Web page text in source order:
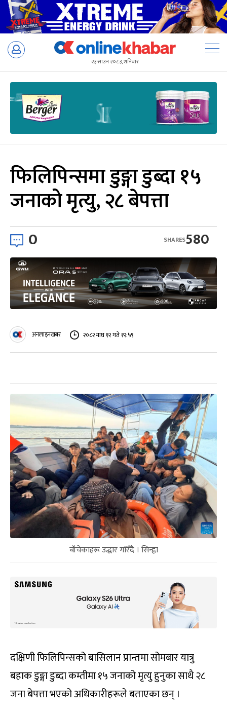
Skip
२३ साउन २०८३, शनिबार
फिलिपिन्समा डुङ्गा डुब्दा १५
जनाको मृत्यु, २८ बेपत्ता
0 580
SHARES
अनलाइनखबर २०८२ माघ १२ गते १२:५९
बाँचेकाहरू उद्धार गरिँदै । सिन्ह्वा
दक्षिणी फिलिपिन्सको बासिलान प्रान्तमा सोमबार यात्रु
बहाक डुङ्गा डुब्दा कम्तीमा १५ जनाको मृत्यु हुनुका साथै २८
जना बेपत्ता भएको अधिकारीहरूले बताएका छन् ।